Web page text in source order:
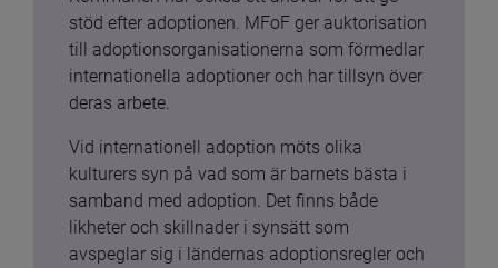
stöd efter adoptionen. MFoF ger auktorisation
till adoptionsorganisationerna som förmedlar
internationella adoptioner och har tillsyn över
deras arbete.
Vid internationell adoption möts olika
kulturers syn på vad som är barnets bästa i
samband med adoption. Det finns både
likheter och skillnader i synsätt som
avspeglar sig i ländernas adoptionsregler och